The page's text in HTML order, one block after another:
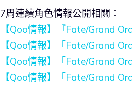
7周連續角色情報公開相關：
【Qoo情報】『Fate/Grand
【Qoo情報】「Fate/Grand
【Qoo情報】「Fate/Grand
【Qoo情報】「Fate/Grand